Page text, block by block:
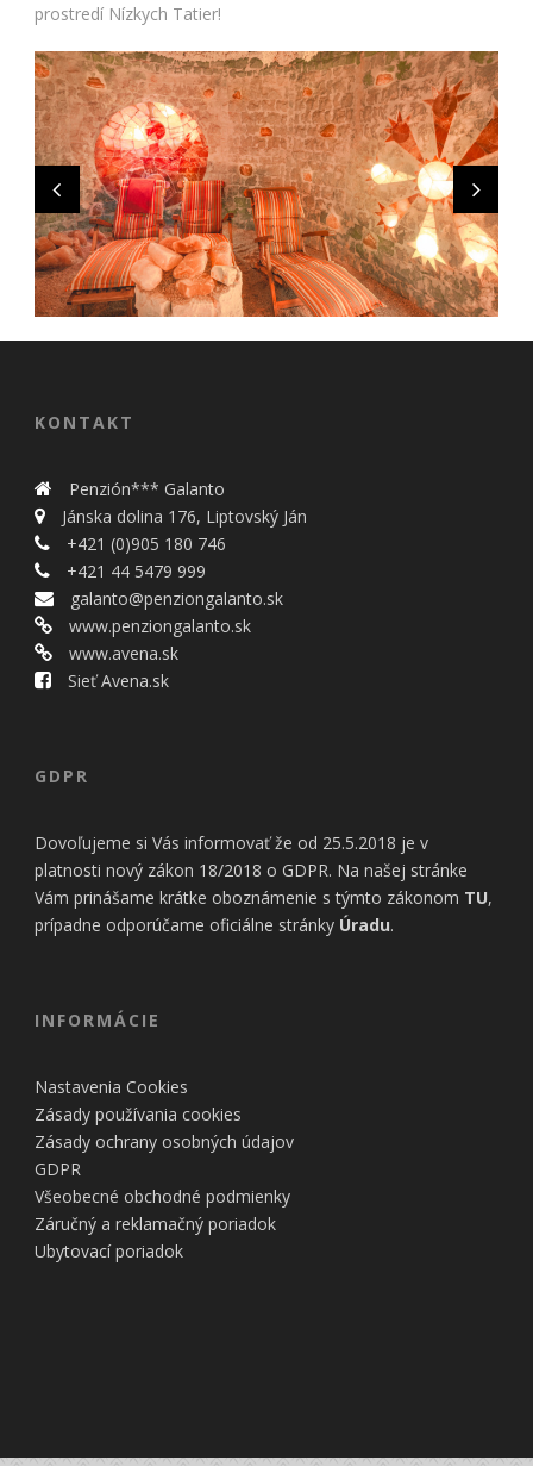
prostredí Nízkych Tatier!
KONTAKT
Penzión*** Galanto
Jánska dolina 176, Liptovský Ján
+421 (0)905 180 746
+421 44 5479 999
galanto@penziongalanto.sk
www.penziongalanto.sk
www.avena.sk
Sieť Avena.sk
GDPR
Dovoľujeme si Vás informovať že od 25.5.2018 je v
platnosti nový zákon 18/2018 o GDPR. Na našej stránke
Vám prinášame krátke oboznámenie s týmto zákonom TU,
prípadne odporúčame oficiálne stránky Úradu.
INFORMÁCIE
Nastavenia Cookies
Zásady používania cookies
Zásady ochrany osobných údajov
GDPR
Všeobecné obchodné podmienky
Záručný a reklamačný poriadok
Ubytovací poriadok